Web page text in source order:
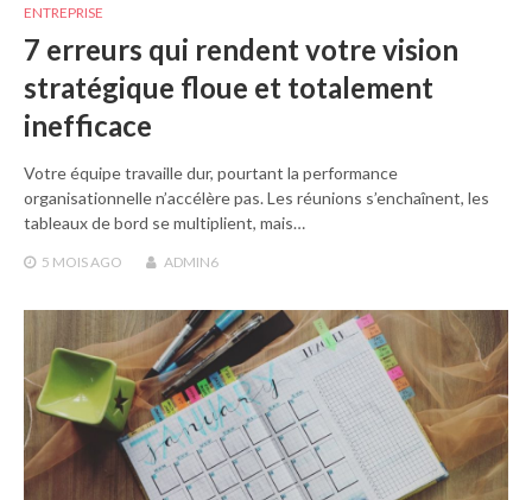
ENTREPRISE
7 erreurs qui rendent votre vision
stratégique floue et totalement
inefficace
Votre équipe travaille dur, pourtant la performance
organisationnelle n’accélère pas. Les réunions s’enchaînent, les
tableaux de bord se multiplient, mais…
5 MOIS AGO ADMIN6